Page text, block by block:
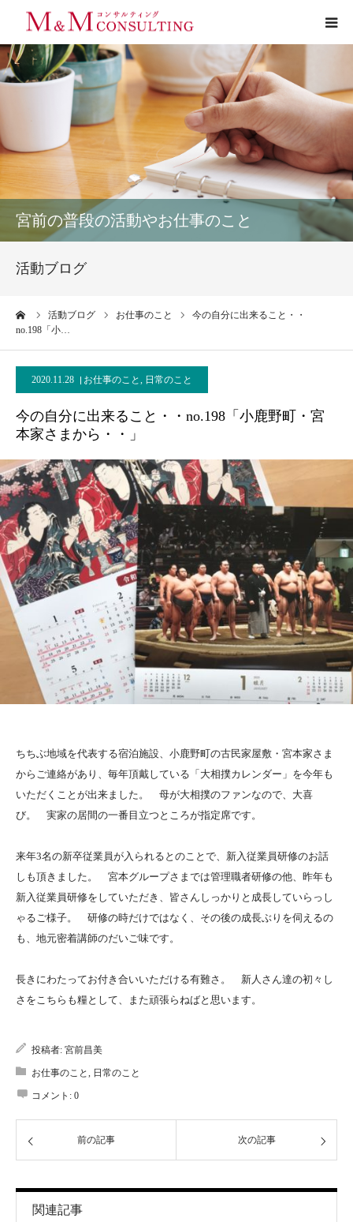
宮前の普段の活動やお仕事のこと
活動ブログ
活動ブログ お仕事のこと
今の自分に出来ること・・
no.198「小…
2020.11.28 お仕事のこと, 日常のこと
今の自分に出来ること・・no.198「小鹿野町・宮
本家さまから・・」
ちちぶ地域を代表する宿泊施設、小鹿野町の古民家屋敷・宮本家さま
からご連絡があり、毎年頂戴している「大相撲カレンダー」を今年も
いただくことが出来ました。 母が大相撲のファンなので、大喜
び。 実家の居間の一番目立つところが指定席です。
来年3名の新卒従業員が入られるとのことで、新入従業員研修のお話
しも頂きました。 宮本グループさまでは管理職者研修の他、昨年も
新入従業員研修をしていただき、皆さんしっかりと成長していらっし
ゃるご様子。 研修の時だけではなく、その後の成長ぶりを伺えるの
も、地元密着講師のだいご味です。
長きにわたってお付き合いいただける有難さ。 新人さん達の初々し
さをこちらも糧として、また頑張らねばと思います。
投稿者: 宮前昌美
お仕事のこと , 日常のこと
コメント: 0
前の記事 次の記事
関連記事
プロフィール
サービス
お客様の声
実績